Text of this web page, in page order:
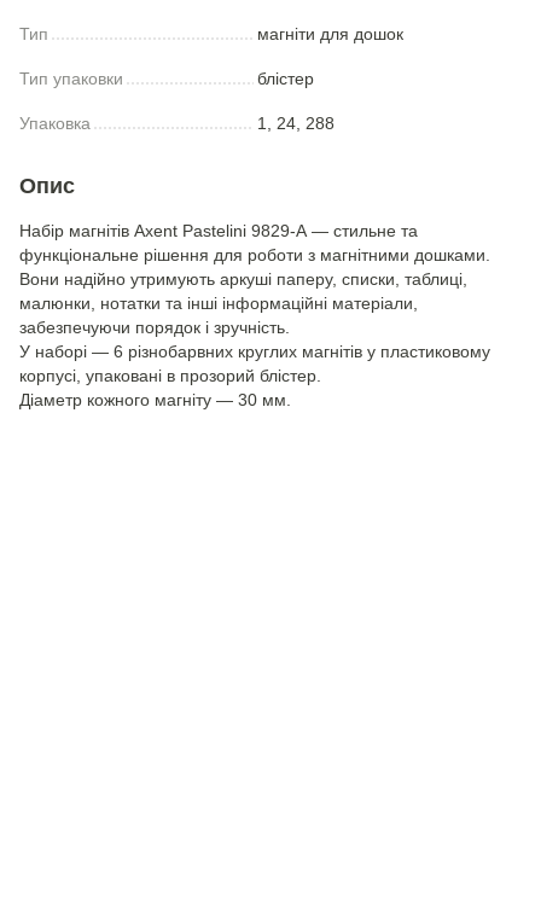
Тип магніти для дошок
Тип упаковки блістер
Упаковка 1, 24, 288
Опис
Набір магнітів Axent Pastelini 9829-А — стильне та
функціональне рішення для роботи з магнітними дошками.
Вони надійно утримують аркуші паперу, списки, таблиці,
малюнки, нотатки та інші інформаційні матеріали,
забезпечуючи порядок і зручність.
У наборі — 6 різнобарвних круглих магнітів у пластиковому
корпусі, упаковані в прозорий блістер.
Діаметр кожного магніту — 30 мм.